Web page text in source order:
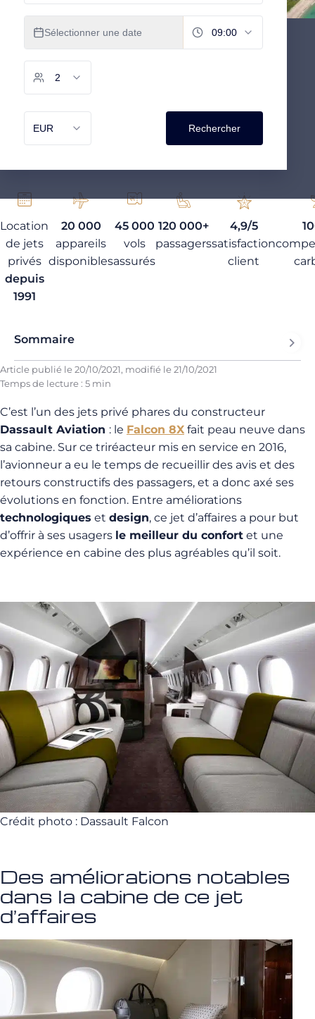
Location
de jets
privés
depuis
1991
20 000
appareils
disponibles
45 000
vols
assurés
120 000+
passagers
4,9/5
satisfaction
client
Sommaire
Article publié le20/10/2021, modifié le21/10/2021
Temps de lecture : 5 min
C’est l’un des jets privé phares du constructeur
Dassault Aviation : le Falcon 8X fait peau neuve dans
sa cabine. Sur ce triréacteur mis en service en 2016,
l’avionneur a eu le temps de recueillir des avis et des
retours constructifs des passagers, et a donc axé ses
évolutions en fonction. Entre améliorations
technologiques et design, ce jet d’affaires a pour but
d’offrir à ses usagers le meilleur du confort et une
expérience en cabine des plus agréables qu’il soit.
Crédit photo : Dassault Falcon
Des améliorations notables
dans la cabine de ce jet
d’affaires